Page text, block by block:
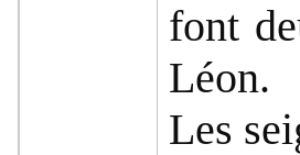
font
Léon.
Les